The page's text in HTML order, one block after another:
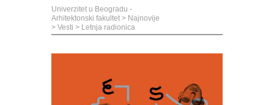
Univerzitet u Beogradu -
Arhitektonski fakultet > Najnovije
> Vesti > Letnja radionica